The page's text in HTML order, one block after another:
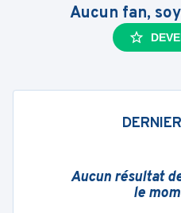
Aucun fan,
Aucun résultat
le